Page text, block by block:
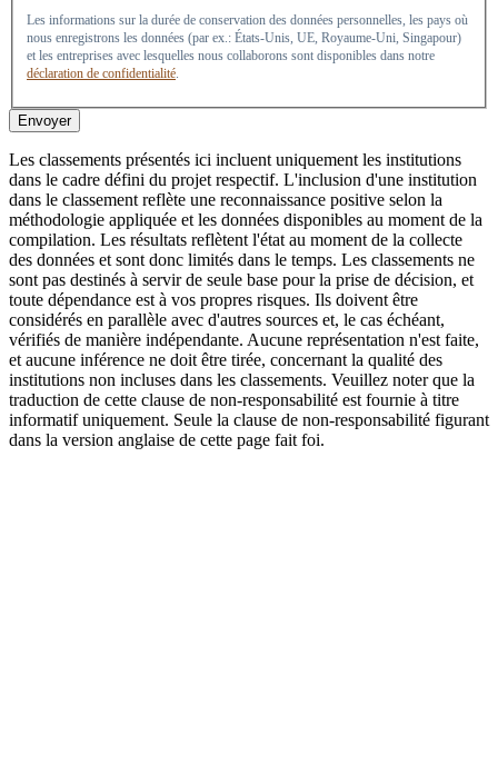
Les informations sur la durée de conservation des données personnelles, les pays où
nous enregistrons les données (par ex.: États-Unis, UE, Royaume-Uni, Singapour)
et les entreprises avec lesquelles nous collaborons sont disponibles dans notre
déclaration de confidentialité
Envoyer
Les classements présentés ici incluent uniquement les institutions
dans le cadre défini du projet respectif. L'inclusion d'une institution
dans le classement reflète une reconnaissance positive selon la
méthodologie appliquée et les données disponibles au moment de la
compilation. Les résultats reflètent l'état au moment de la collecte
des données et sont donc limités dans le temps. Les classements ne
sont pas destinés à servir de seule base pour la prise de décision, et
toute dépendance est à vos propres risques. Ils doivent être
considérés en parallèle avec d'autres sources et, le cas échéant,
vérifiés de manière indépendante. Aucune représentation n'est faite,
et aucune inférence ne doit être tirée, concernant la qualité des
institutions non incluses dans les classements. Veuillez noter que la
traduction de cette clause de non-responsabilité est fournie à titre
informatif uniquement. Seule la clause de non-responsabilité figurant
dans la version anglaise de cette page fait foi.